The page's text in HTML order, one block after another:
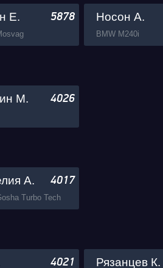
Е. 5878 Носон А.
BMW M240i
М. 4026
А. 4017
Turbo Tech
4021 Рязанцев К.